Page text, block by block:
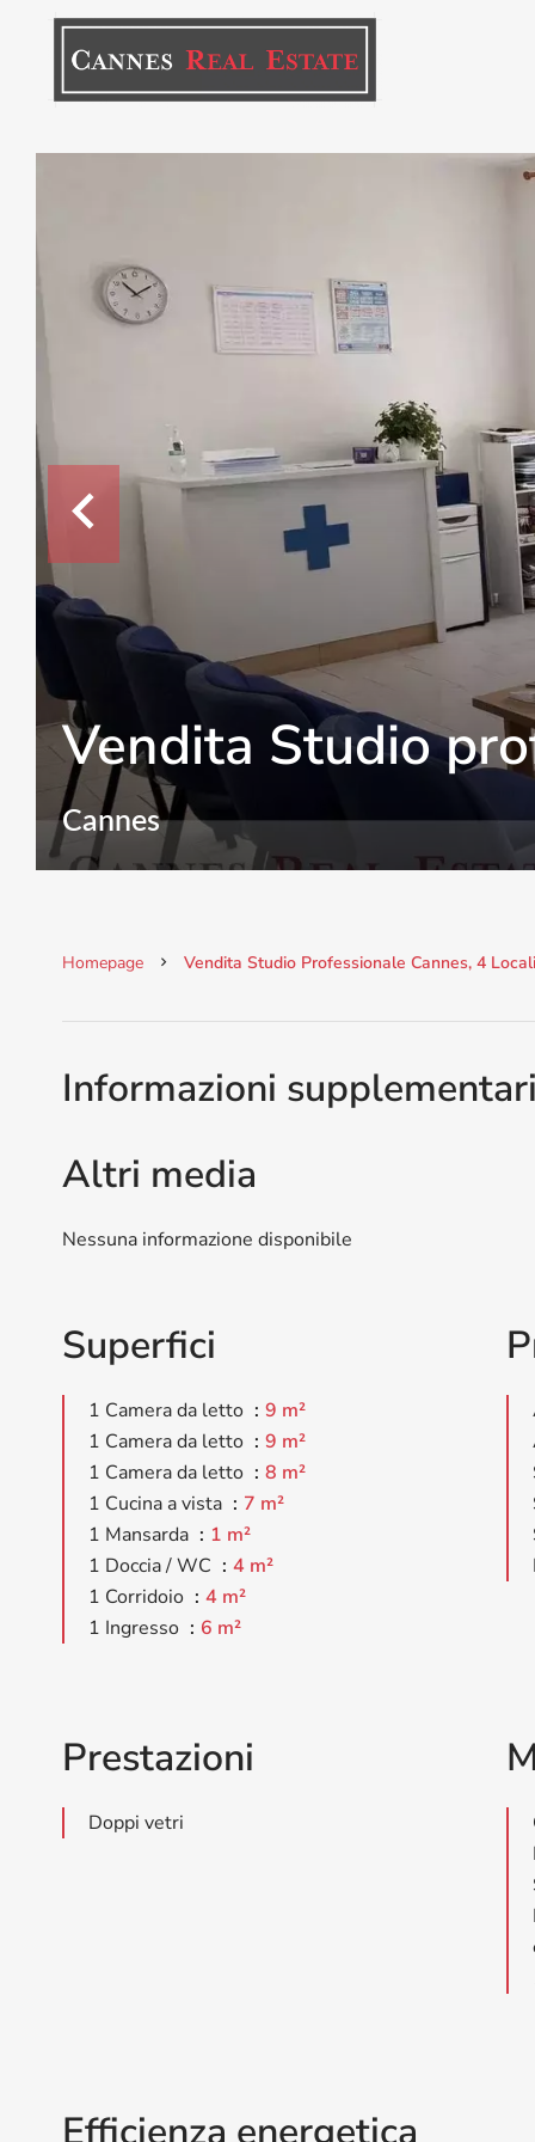
Vendita Studio
Cannes
Homepage Vendita Studio Professionale Cannes, 4
Informazioni
Altri media
Nessuna informazione disponibile
Superfici
1 Camera da letto
9 m²
1 Camera da letto
9 m²
1 Camera da letto
8 m²
1 Cucina a vista
7 m²
1 Mansarda
1 m²
1 Doccia / WC
4 m²
1 Corridoio
4 m²
1 Ingresso
6 m²
Prestazioni
Doppi vetri